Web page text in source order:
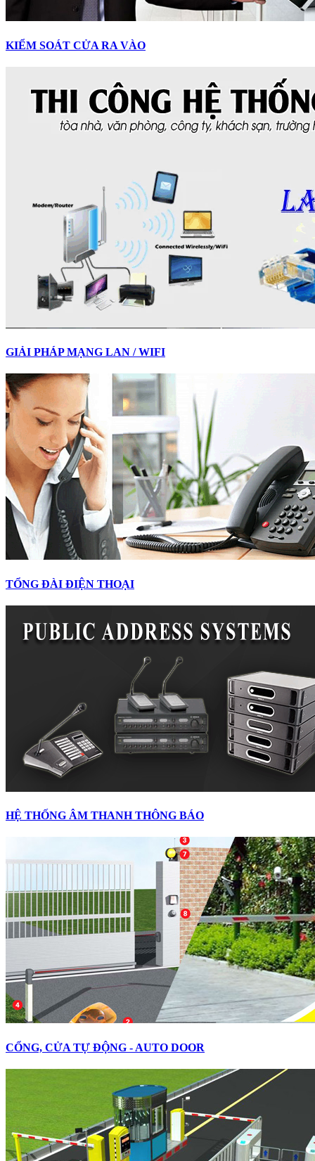
KIỂM SOÁT CỬA RA VÀO
GIẢI PHÁP MẠNG LAN / WIFI
TỔNG ĐÀI ĐIỆN THOẠI
HỆ THỐNG ÂM THANH THÔNG BÁO
CỔNG, CỬA TỰ ĐỘNG - AUTO DOOR